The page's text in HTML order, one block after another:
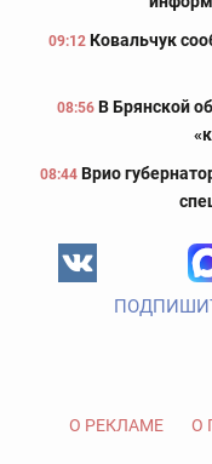
09:12 Ковальчук
08:56 В Брянской
08:44 Врио
О РЕКЛАМЕ О